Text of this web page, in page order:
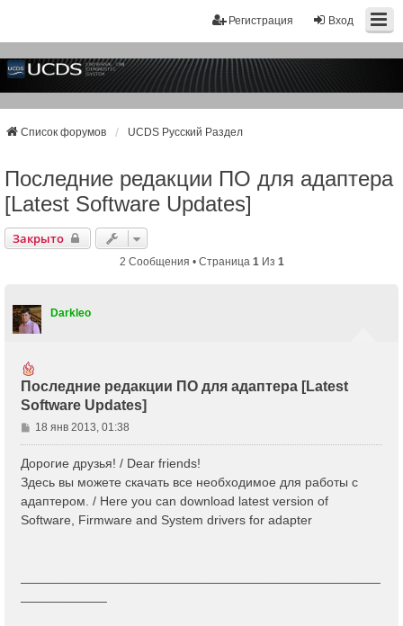
Вход
Регистрация
Список форумов UCDS Русский Раздел
Последние редакции ПО для адаптера
[Latest Software Updates]
Закрыто
2 Сообщения • Страница 1Из 1
Darkleo
Последние редакции ПО для адаптера [Latest
Software Updates]
С
о
о
б
щ
е
н
18 янв 2013, 01:38
Дорогие друзья! / Dear friends!
Здесь вы можете скачать все необходимое для работы с
адаптером. / Here you can download latest version of
Software, Firmware and System drivers for adapter